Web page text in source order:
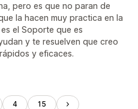
pero es que no paran de
la hacen muy practica en la
el Soporte que es
y te resuelven que creo
y eficaces.
4 15